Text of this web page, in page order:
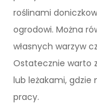
roślinami
ogrodowi. Można
własnych warzyw
Ostatecznie warto
lub leżakami,
pracy.